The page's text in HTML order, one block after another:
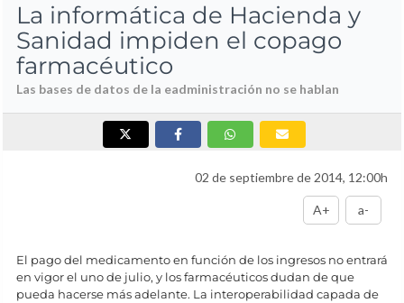
La informática de Hacienda y
Sanidad impiden el copago
farmacéutico
Las bases de datos de la eadministración no se hablan
02 de septiembre de 2014, 12:00h
A+ a-
El pago del medicamento en función de los ingresos no entrará
en vigor el uno de julio, y los farmacéuticos dudan de que
pueda hacerse más adelante. La interoperabilidad capada de